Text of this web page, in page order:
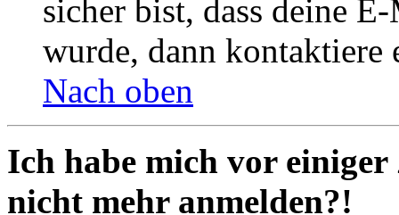
sicher bist, dass deine
wurde, dann kontaktiere
Nach oben
Ich habe mich vor
nicht mehr anmelden?!